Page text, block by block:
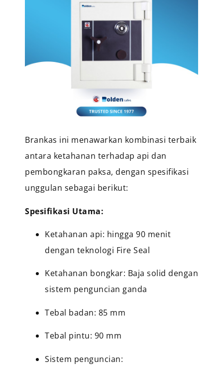
Brankas ini menawarkan kombinasi terbaik
antara ketahanan terhadap api dan
pembongkaran paksa, dengan spesifikasi
unggulan sebagai berikut:
Spesifikasi Utama:
Ketahanan api: hingga 90 menit
dengan teknologi Fire Seal
Ketahanan bongkar: Baja solid dengan
sistem penguncian ganda
Tebal badan: 85 mm
Tebal pintu: 90 mm
Sistem penguncian: